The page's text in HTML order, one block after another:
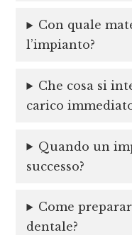
Con quale
l’impianto?
Che cosa si
carico
Quando un
successo?
Come
dentale?